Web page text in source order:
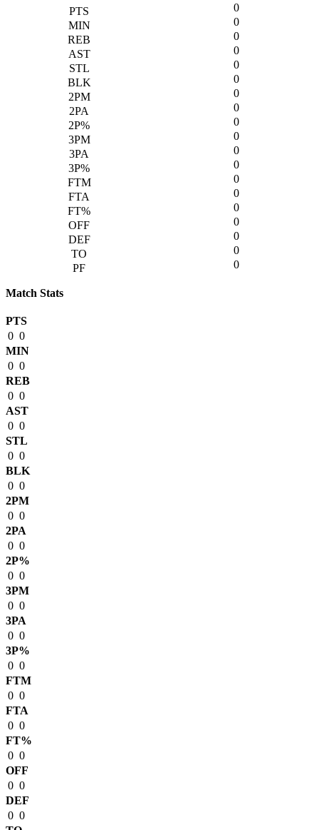
0
0
0
0
0
0
0
0
0
0
0
0
0
0
0
0
0
0
0
Match Stats
PTS
0 0
MIN
0 0
REB
0 0
AST
0 0
STL
0 0
BLK
0 0
2PM
0 0
2PA
0 0
2P%
0 0
3PM
0 0
3PA
0 0
3P%
0 0
FTM
0 0
FTA
0 0
FT%
0 0
OFF
0 0
DEF
0 0